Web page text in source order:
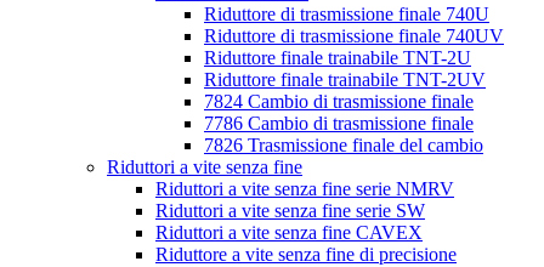
Riduttore di trasmissione finale 740U
Riduttore di trasmissione finale 740UV
Riduttore finale trainabile TNT-2U
Riduttore finale trainabile TNT-2UV
7824 Cambio di trasmissione finale
7786 Cambio di trasmissione finale
7826 Trasmissione finale del cambio
Riduttori a vite senza fine
Riduttori a vite senza fine serie NMRV
Riduttori a vite senza fine serie SW
Riduttori a vite senza fine CAVEX
Riduttore a vite senza fine di precisione